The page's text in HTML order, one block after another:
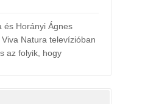
és Horányi Ágnes
Natura televízióban
az folyik, hogy